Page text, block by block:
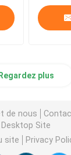
Regardez plus
de nous
Desktop Site
site
Privacy